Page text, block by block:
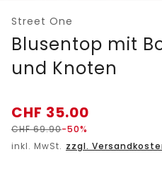
Street One
Blusentop mit
und Knoten
CHF 35.00
CHF69.90-50%
inkl. MwSt. zzgl.